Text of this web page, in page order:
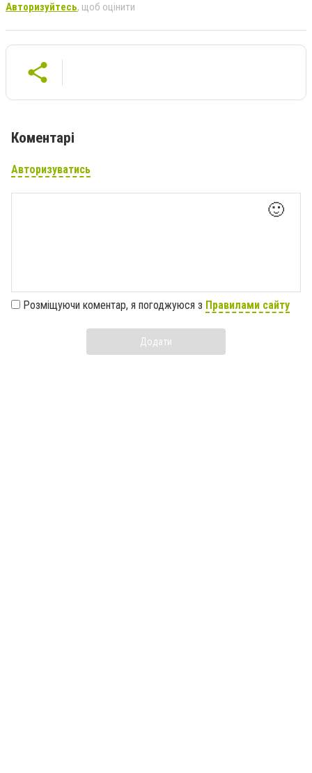
Авторизуйтесь, щоб оцінити
Коментарі
Авторизуватись
🙂
Розміщуючи коментар, я погоджуюся з Правилами сайту
Додати